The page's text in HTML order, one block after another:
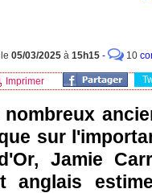
05/03/2025 à 15h15 - 10
Imprimer
sur
Jamie
anglais